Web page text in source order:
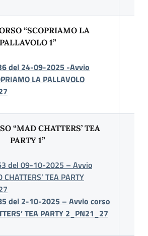
“SCOPRIAMO LA
PALLAVOLO 1”
del 24-09-2025 -Avvio
LA PALLAVOLO
“MAD CHATTERS’ TEA
PARTY 1”
del 09-10-2025 – Avvio
TEA PARTY
del 2-10-2025 – Avvio corso
TEA PARTY 2_PN21_27